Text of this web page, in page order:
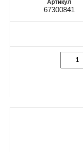
67300841